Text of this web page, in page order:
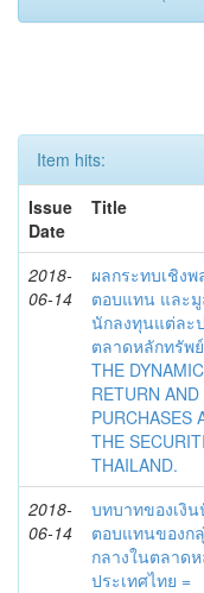
Item hits:
Issue
Date
Title
2018-
06-14
ผลกระทบเชิง
ตอบแทน และ
นักลงทุนแต่ละ
ตลาดหลักทรัพ
THE
RETURN
PURCHASES
THE
THAILAND.
2018-
06-14
บทบาทของเงิ
ตอบแทนของก
กลางในตลาด
ประเทศไทย =